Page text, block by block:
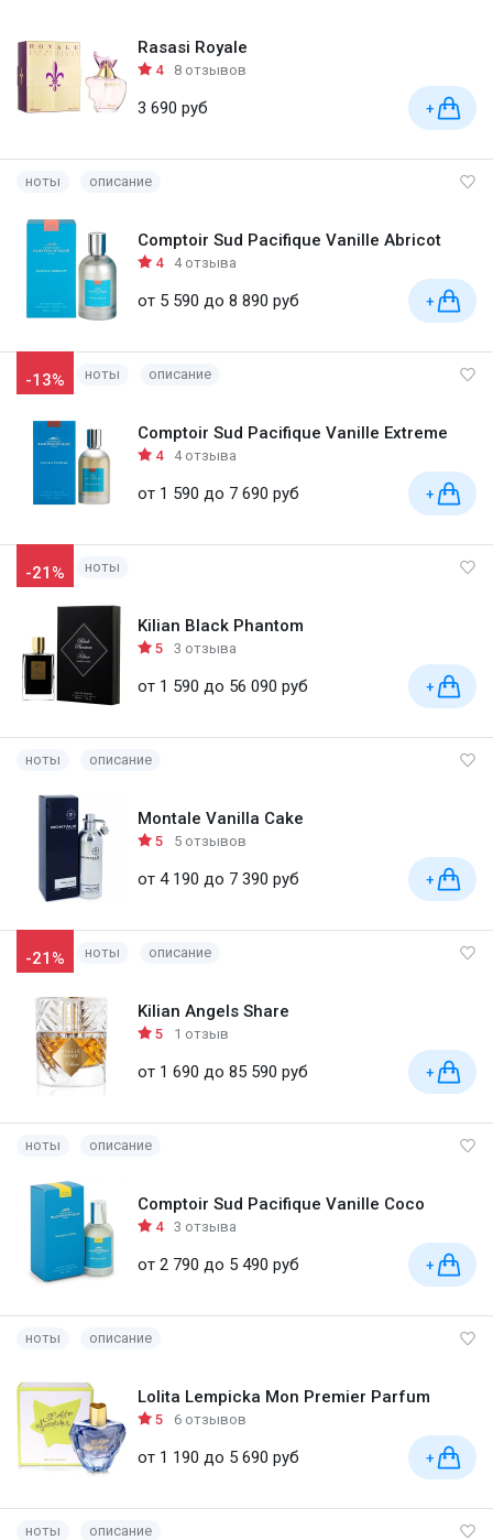
Rasasi Royale
4 8 отзывов
3 690 руб +
ноты описание
Comptoir Sud Pacifique Vanille Abricot
4 4 отзыва
от 5 590 до 8 890 руб +
-13% ноты описание
Comptoir Sud Pacifique Vanille Extreme
4 4 отзыва
от 1 590 до 7 690 руб +
-21% ноты
Kilian Black Phantom
5 3 отзыва
от 1 590 до 56 090 руб +
ноты описание
Montale Vanilla Cake
5 5 отзывов
от 4 190 до 7 390 руб +
-21% ноты описание
Kilian Angels Share
5 1 отзыв
от 1 690 до 85 590 руб +
ноты описание
Comptoir Sud Pacifique Vanille Coco
4 3 отзыва
от 2 790 до 5 490 руб +
ноты описание
Lolita Lempicka Mon Premier Parfum
5 6 отзывов
от 1 190 до 5 690 руб +
ноты описание